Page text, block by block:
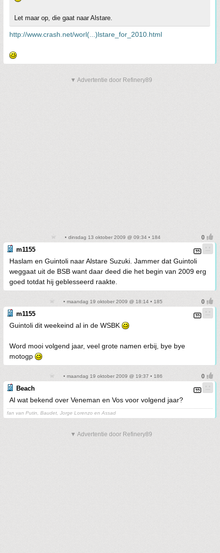
Let maar op, die gaat naar Alstare.
http://www.crash.net/worl(...)lstare_for_2010.html
▼ Advertentie door Refinery89
• dinsdag 13 oktober 2009 @ 09:34 • 184
m1155
Haslam en Guintoli naar Alstare Suzuki. Jammer dat Guintoli
weggaat uit de BSB want daar deed die het begin van 2009 erg
goed totdat hij geblesseerd raakte.
• maandag 19 oktober 2009 @ 18:14 • 185
m1155
Guintoli dit weekeind al in de WSBK
Word mooi volgend jaar, veel grote namen erbij, bye bye
motogp
• maandag 19 oktober 2009 @ 19:37 • 186
Beach
Al wat bekend over Veneman en Vos voor volgend jaar?
fan van Putin, Baudet, Jorge Lorenzo en Assad
▼ Advertentie door Refinery89